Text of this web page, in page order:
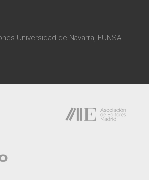
Universidad de Navarra, EUNSA